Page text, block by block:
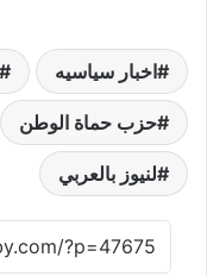
اخبار سياسيه
حزب حماة الوطن
لنيوز بالعربي